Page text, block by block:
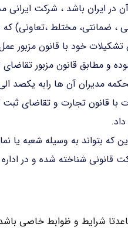
در ایران باشد ، شرکت
، ضمانتی، مختلط ،تعاونی)
و مطابق قانون مزبور
مدیران آن ها رابه یکصد
با قانون تجارت و تقاضای
بتواند به وسیله شعبه یا
قانونی شناخته شده و در
شرایط و ظوابط خاصی